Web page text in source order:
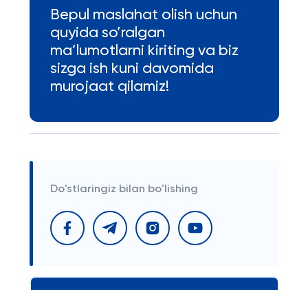
Bepul maslahat olish uchun
quyida so’ralgan
ma’lumotlarni kiriting va biz
sizga ish kuni davomida
murojaat qilamiz!
Do'stlaringiz bilan bo'lishing